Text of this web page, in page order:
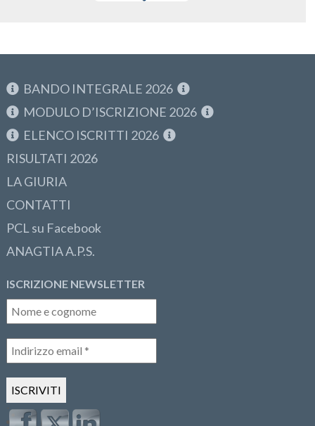
BANDO INTEGRALE 2026
MODULO D’ISCRIZIONE 2026
ELENCO ISCRITTI 2026
RISULTATI 2026
LA GIURIA
CONTATTI
PCL su Facebook
ANAGTIA A.P.S.
ISCRIZIONE NEWSLETTER